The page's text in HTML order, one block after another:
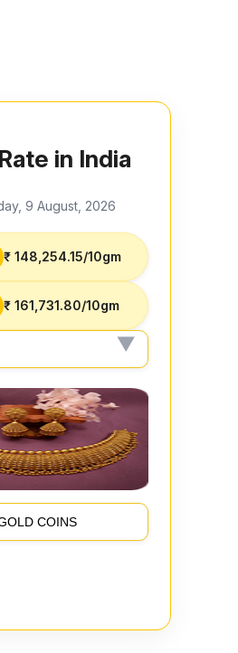
in India
9 August, 2026
₹ 148,254.15/10gm
₹ 161,731.80/10gm
COINS